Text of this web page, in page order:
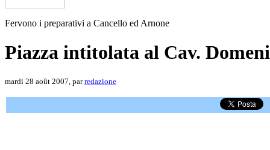
Fervono i preparativi a Cancello ed Arnone
Piazza intitolata al Cav.
mardi 28 août 2007, parredazione